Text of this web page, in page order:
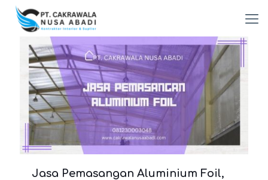
Jasa Pemasangan Aluminium Foil,